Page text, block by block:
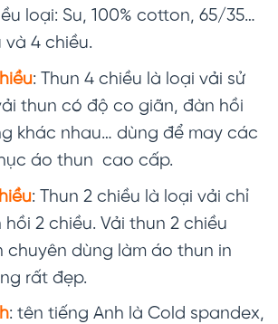
loại: Su, 100% cotton, 65/35…
và 4 chiều.
: Thun 4 chiều là loại vải sử
thun có độ co giãn, đàn hồi
khác nhau… dùng để may các
áo thun cao cấp.
: Thun 2 chiều là loại vải chỉ
2 chiều. Vải thun 2 chiều
chuyên dùng làm áo thun in
rất đẹp.
: tên tiếng Anh là Cold spandex,